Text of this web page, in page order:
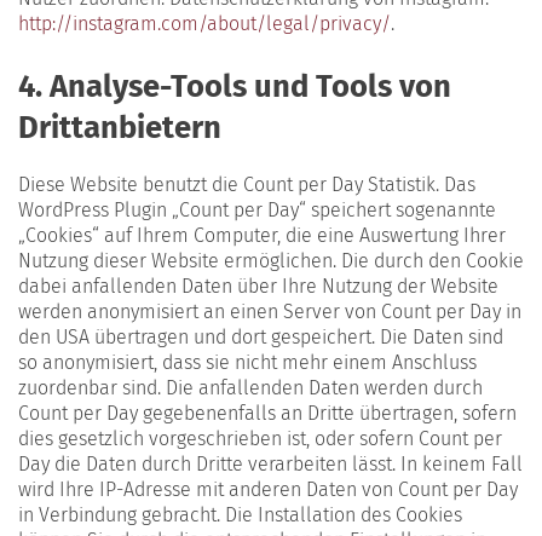
http://instagram.com/about/legal/privacy/.
4. Analyse-Tools und Tools von
Drittanbietern
Diese Website benutzt die Count per Day Statistik. Das
WordPress Plugin „Count per Day“ speichert sogenannte
„Cookies“ auf Ihrem Computer, die eine Auswertung Ihrer
Nutzung dieser Website ermöglichen. Die durch den Cookie
dabei anfallenden Daten über Ihre Nutzung der Website
werden anonymisiert an einen Server von Count per Day in
den USA übertragen und dort gespeichert. Die Daten sind
so anonymisiert, dass sie nicht mehr einem Anschluss
zuordenbar sind. Die anfallenden Daten werden durch
Count per Day gegebenenfalls an Dritte übertragen, sofern
dies gesetzlich vorgeschrieben ist, oder sofern Count per
Day die Daten durch Dritte verarbeiten lässt. In keinem Fall
wird Ihre IP-Adresse mit anderen Daten von Count per Day
in Verbindung gebracht. Die Installation des Cookies